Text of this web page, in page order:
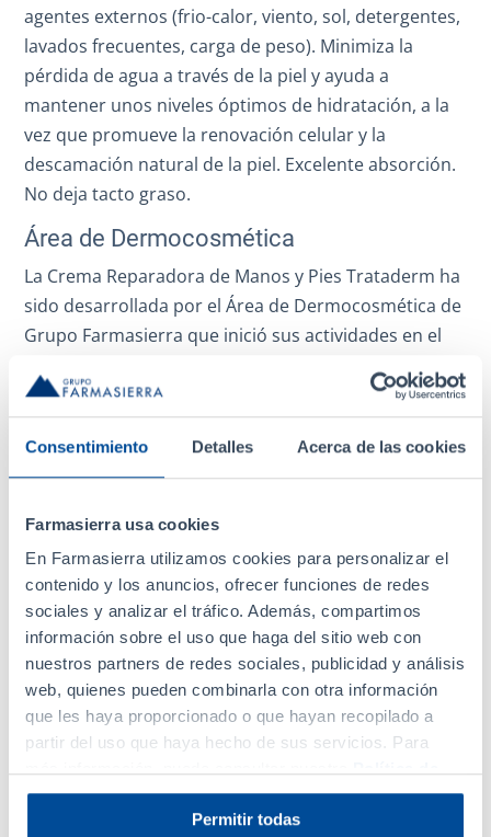
Consentimiento Detalles Acerca de las cookies
Farmasierra usa cookies
En Farmasierra utilizamos cookies para personalizar el
contenido y los anuncios, ofrecer funciones de redes
sociales y analizar el tráfico. Además, compartimos
información sobre el uso que haga del sitio web con
nuestros partners de redes sociales, publicidad y análisis
web, quienes pueden combinarla con otra información
que les haya proporcionado o que hayan recopilado a
partir del uso que haya hecho de sus servicios. Para
Cookies.
Permitir todas
agentes externos (frio-calor, viento, sol, detergentes,
lavados frecuentes, carga de peso). Minimiza la
pérdida de agua a través de la piel y ayuda a
mantener unos niveles óptimos de hidratación, a la
vez que promueve la renovación celular y la
descamación natural de la piel. Excelente absorción.
No deja tacto graso.
Área de Dermocosmética
La Crema Reparadora de Manos y Pies Trataderm ha
sido desarrollada por el Área de Dermocosmética de
Grupo Farmasierra que inició sus actividades en el
han llevado a apostar por este área de cara al futuro,
invertir en I+D+i y ampliar la gama de productos para
cubrir las necesidades de un mayor número de
consumidores. El Vademécum de Dermocosmética
de Grupo Farmasierra está formado por 3 marcas:
cuidado facial y corporal con una excepcional calidad
a precios asequibles; Trataderm, línea de productos
innovadores especialmente dedicados a la
prevención y tratamiento del envejecimiento
cutáneo y Trataderm for men, para el cuidado
específico de la piel del hombre.
Grupo farmacéutico español fundado hace 19 años,
está especializado en el desarrollo, manufactura,